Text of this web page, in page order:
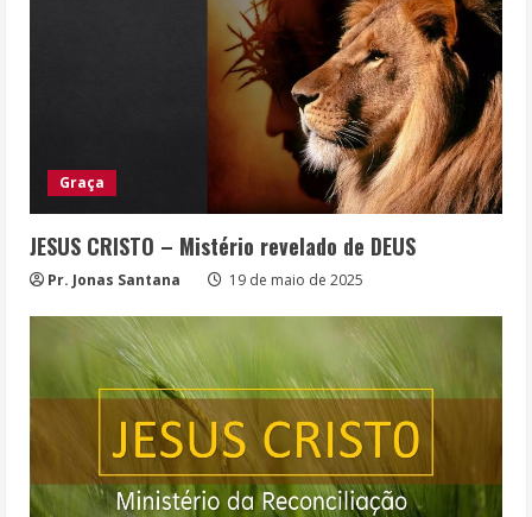
Graça
JESUS CRISTO – Mistério revelado de DEUS
Pr. Jonas Santana 19 de maio de 2025